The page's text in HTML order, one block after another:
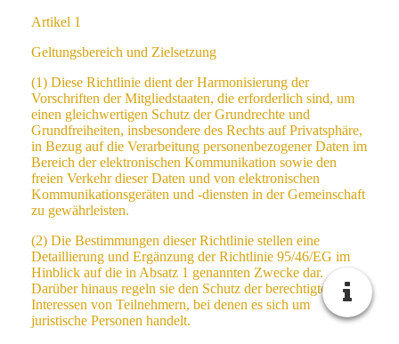
Artikel 1
Geltungsbereich und Zielsetzung
(1) Diese Richtlinie dient der Harmonisierung der
Vorschriften der Mitgliedstaaten, die erforderlich sind, um
einen gleichwertigen Schutz der Grundrechte und
Grundfreiheiten, insbesondere des Rechts auf Privatsphäre,
in Bezug auf die Verarbeitung personenbezogener Daten im
Bereich der elektronischen Kommunikation sowie den
freien Verkehr dieser Daten und von elektronischen
Kommunikationsgeräten und -diensten in der Gemeinschaft
zu gewährleisten.
(2) Die Bestimmungen dieser Richtlinie stellen eine
Detaillierung und Ergänzung der Richtlinie 95/46/EG im
Hinblick auf die in Absatz 1 genannten Zwecke dar.
Darüber hinaus regeln sie den Schutz der berechtigten
Interessen von Teilnehmern, bei denen es sich um
juristische Personen handelt.